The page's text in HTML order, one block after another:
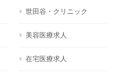
世田谷・クリニック
美容医療求人
在宅医療求人